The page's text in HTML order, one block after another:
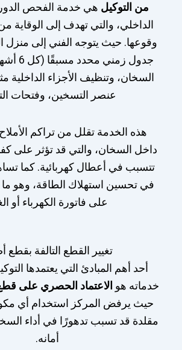
من التوكيل هي خدمة الفحص
الداخلي، والتي تهدف إلى الوقاية
وقوعها. حيث يتوجه الفني إلى منزل
جدول
السخان، وتنظيف الأجزاء الداخلية
عنصر التسخين، وفتحات
هذه الخدمة تقلل من تراكم
داخل السخان، والتي قد تؤثر على
تتسبب في أعطال كهربائية. كما
في تحسين استهلاك الطاقة، وهو ما
على فاتورة الكهرباء أو
تغيير القطع التالفة بقطع
أحد أهم المبادئ التي يعتمدها
خدماته هو الاعتماد الحصري على قطع
حيث يرفض المركز استخدام أي
مقلدة قد تسبب تدهورًا في أداء
أمانه.